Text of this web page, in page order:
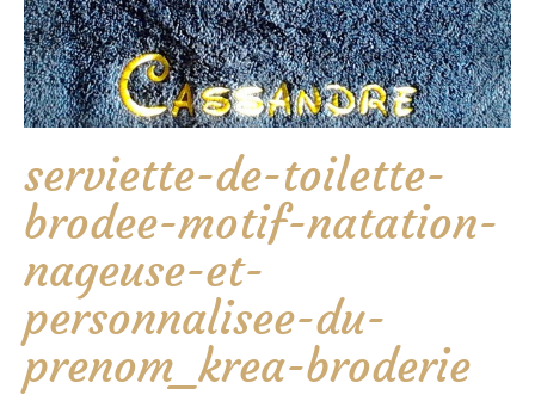
serviette-de-toilette-
brodee-motif-natation-
nageuse-et-
personnalisee-du-
prenom_krea-broderie